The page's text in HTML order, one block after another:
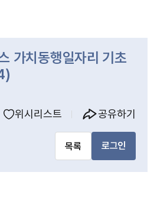
가치동행일자리 기초
위시리스트 공유하기
목록 로그인